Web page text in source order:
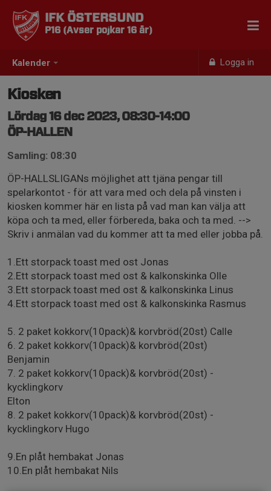
Kalender Logga in
IFK ÖSTERSUND
P16 (Avser pojkar 16 år)
Kiosken
Lördag 16 dec 2023, 08:30-14:00
ÖP-HALLEN
Samling: 08:30
ÖP-HALLSLIGANs möjlighet att tjäna pengar till
spelarkontot - för att vara med och dela på vinsten i
kiosken kommer här en lista på vad man kan välja att
köpa och ta med, eller förbereda, baka och ta med. -->
Skriv i anmälan vad du kommer att ta med eller jobba på.
1.Ett storpack toast med ost Jonas
2.Ett storpack toast med ost & kalkonskinka Olle
3.Ett storpack toast med ost & kalkonskinka Linus
4.Ett storpack toast med ost & kalkonskinka Rasmus
5. 2 paket kokkorv(10pack)& korvbröd(20st) Calle
6. 2 paket kokkorv(10pack)& korvbröd(20st)
Benjamin
7. 2 paket kokkorv(10pack)& korvbröd(20st) -
kycklingkorv
Elton
8. 2 paket kokkorv(10pack)& korvbröd(20st) -
kycklingkorv Hugo
9.En plåt hembakat Jonas
10.En plåt hembakat Nils